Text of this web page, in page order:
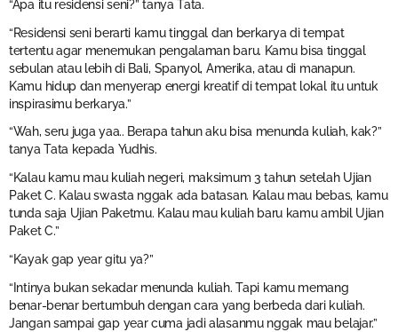
“Apa itu residensi seni?” tanya Tata.
“Residensi seni berarti kamu tinggal dan berkarya di tempat
tertentu agar menemukan pengalaman baru. Kamu bisa tinggal
sebulan atau lebih di Bali, Spanyol, Amerika, atau di manapun.
Kamu hidup dan menyerap energi kreatif di tempat lokal itu untuk
inspirasimu berkarya.”
“Wah, seru juga yaa.. Berapa tahun aku bisa menunda kuliah, kak?”
tanya Tata kepada Yudhis.
“Kalau kamu mau kuliah negeri, maksimum 3 tahun setelah Ujian
Paket C. Kalau swasta nggak ada batasan. Kalau mau bebas, kamu
tunda saja Ujian Paketmu. Kalau mau kuliah baru kamu ambil Ujian
Paket C.”
“Kayak gap year gitu ya?”
“Intinya bukan sekadar menunda kuliah. Tapi kamu memang
benar-benar bertumbuh dengan cara yang berbeda dari kuliah.
Jangan sampai gap year cuma jadi alasanmu nggak mau belajar.”